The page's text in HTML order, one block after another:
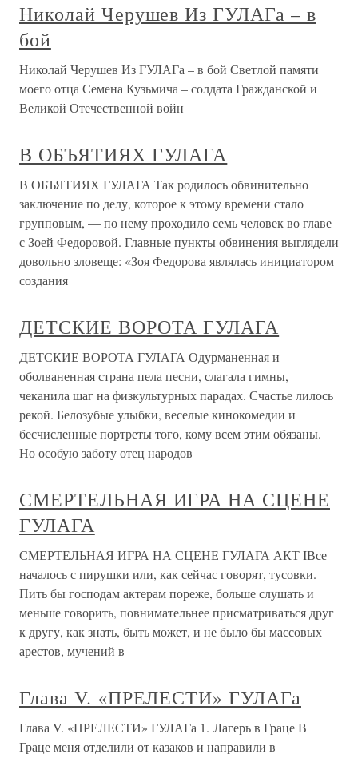
Николай Черушев Из ГУЛАГа – в
бой
Николай Черушев Из ГУЛАГа – в бой Светлой памяти
моего отца Семена Кузьмича – солдата Гражданской и
Великой Отечественной войн
В ОБЪЯТИЯХ ГУЛАГА
В ОБЪЯТИЯХ ГУЛАГА Так родилось обвинительно
заключение по делу, которое к этому времени стало
групповым, — по нему проходило семь человек во главе
с Зоей Федоровой. Главные пункты обвинения выглядели
довольно зловеще: «Зоя Федорова являлась инициатором
создания
ДЕТСКИЕ ВОРОТА ГУЛАГА
ДЕТСКИЕ ВОРОТА ГУЛАГА Одурманенная и
оболваненная страна пела песни, слагала гимны,
чеканила шаг на физкультурных парадах. Счастье лилось
рекой. Белозубые улыбки, веселые кинокомедии и
бесчисленные портреты того, кому всем этим обязаны.
Но особую заботу отец народов
СМЕРТЕЛЬНАЯ ИГРА НА СЦЕНЕ
ГУЛАГА
СМЕРТЕЛЬНАЯ ИГРА НА СЦЕНЕ ГУЛАГА АКТ IВсе
началось с пирушки или, как сейчас говорят, тусовки.
Пить бы господам актерам пореже, больше слушать и
меньше говорить, повнимательнее присматриваться друг
к другу, как знать, быть может, и не было бы массовых
арестов, мучений в
Глава V. «ПРЕЛЕСТИ» ГУЛАГа
Глава V. «ПРЕЛЕСТИ» ГУЛАГа 1. Лагерь в Граце В
Граце меня отделили от казаков и направили в